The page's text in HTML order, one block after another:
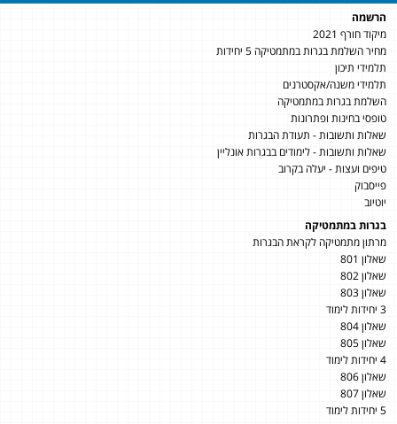
הרשמה
מיקוד חורף 2021
מחיר השלמת בגרות במתמטיקה 5 יחידות
תלמידי תיכון
תלמידי משנה/אקסטרנים
השלמת בגרות במתמטיקה
טופסי בחינות ופתרונות
שאלות ותשובות - תעודת הבגרות
שאלות ותשובות - לימודים בבגרות אונליין
טיפים ועצות - יעלה בקרוב
פייסבוק
יוטיוב
בגרות במתמטיקה
מרתון מתמטיקה לקראת הבגרות
שאלון 801
שאלון 802
שאלון 803
3 יחידות לימוד
שאלון 804
שאלון 805
4 יחידות לימוד
שאלון 806
שאלון 807
5 יחידות לימוד